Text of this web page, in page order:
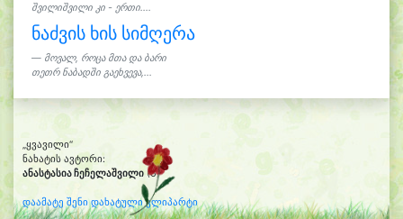
შვილიშვილი კი - ერთი....
ნაძვის ხის სიმღერა
მოვალ, როცა მთა და ბარი
თეთრ ნაბადში გაეხვევა,...
„ყვავილი“
ნახატის ავტორი:
ანასტასია ჩეჩელაშვილი (6)
დაამატე შენი დახატული კლიპარტი